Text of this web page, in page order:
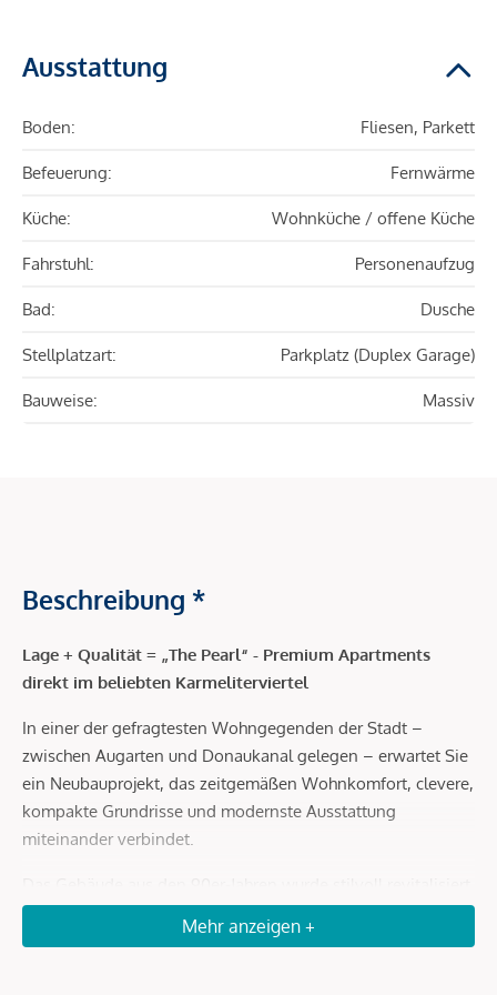
Ausstattung
Boden: Fliesen, Parkett
Befeuerung: Fernwärme
Küche: Wohnküche / offene Küche
Fahrstuhl: Personenaufzug
Bad: Dusche
Stellplatzart: Parkplatz (Duplex Garage)
Bauweise: Massiv
Beschreibung *
Lage + Qualität = „The Pearl“ - Premium Apartments
direkt im beliebten Karmeliterviertel
In einer der gefragtesten Wohngegenden der Stadt –
zwischen Augarten und Donaukanal gelegen – erwartet Sie
ein Neubauprojekt, das zeitgemäßen Wohnkomfort, clevere,
kompakte Grundrisse und modernste Ausstattung
miteinander verbindet.
und beherberget insgesamt 24 Wohneinheiten. Egal ob als
Citywohnung für den Eigengebrauch oder als
Mehr anzeigen +